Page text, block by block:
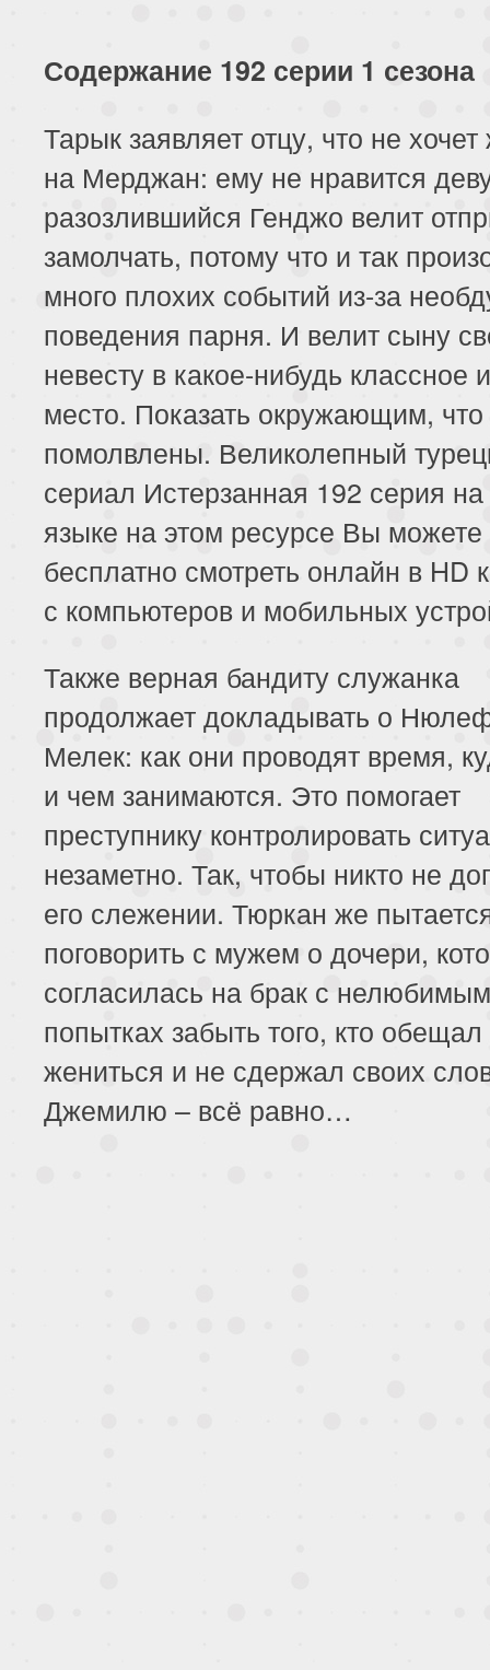
121 серия
122 серия 123 серия
125 серия
129 серия
130 серия 131 серия
133 серия
134 серия 135 серия
137 серия
138 серия 139 серия
141 серия
142 серия 143 серия
145 серия
146 серия 147 серия
149 серия
150 серия 151 серия
153 серия
154 серия 155 серия
157 серия
158 серия 159 серия
161 серия
162 серия 163 серия
165 серия
166 серия 167 серия
169 серия
170 серия 171 серия
173 серия
174 серия 175 серия
177 серия
178 серия 179 серия
181 серия
182 серия 183 серия
185 серия
186 серия 187 серия
189 серия
190 серия 191 серия
193 серия
194 серия 195 серия
Содержание 192 серии 1 сезона
Тарык заявляет отцу, что не
на Мерджан: ему не нравится
разозлившийся Генджо велит
замолчать, потому что и так
много плохих событий из-за
поведения парня. И велит сыну
невесту в какое-нибудь классное
место. Показать окружающим, что
помолвлены. Великолепный
сериал Истерзанная 192 серия
языке на этом ресурсе Вы можете
бесплатно смотреть онлайн в HD
с компьютеров и мобильных
Также верная бандиту служанка
продолжает докладывать о
Мелек: как они проводят время,
и чем занимаются. Это помогает
преступнику контролировать
незаметно. Так, чтобы никто не
его слежении. Тюркан же
поговорить с мужем о дочери,
согласилась на брак с
попытках забыть того, кто
жениться и не сдержал своих
Джемилю – всё равно…